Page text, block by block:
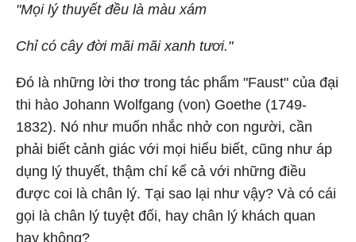
"Mọi lý thuyết đều là màu xám
Chỉ có cây đời mãi mãi xanh tươi."
Đó là những lời thơ trong tác phẩm "Faust" của đại
thi hào Johann Wolfgang (von) Goethe (1749-
1832). Nó như muốn nhắc nhở con người, cần
phải biết cảnh giác với mọi hiểu biết, cũng như áp
dụng lý thuyết, thậm chí kể cả với những điều
được coi là chân lý. Tại sao lại như vậy? Và có cái
gọi là chân lý tuyệt đối, hay chân lý khách quan
hay không?